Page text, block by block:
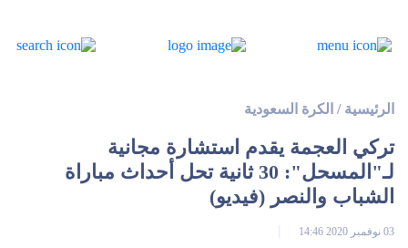
الرئيسية / الكرة السعودية
تركي العجمة يقدم استشارة مجانية
لـ"المسحل": 30 ثانية تحل أحداث مباراة
الشباب والنصر (فيديو)
03 نوفمبر 2020 14:46